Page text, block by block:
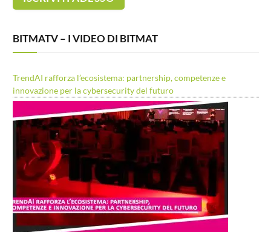
BITMATV – I VIDEO DI BITMAT
TrendAI rafforza l’ecosistema: partnership, competenze e
innovazione per la cybersecurity del futuro